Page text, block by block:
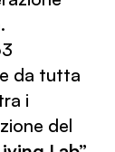
da tutta
i
del